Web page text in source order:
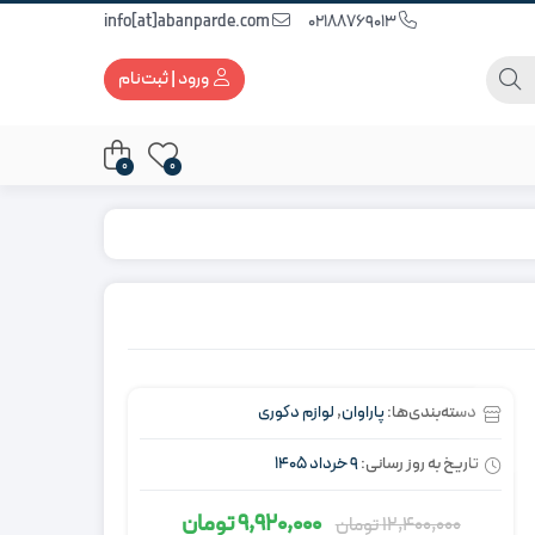
ورود | ثبت‌نام
0
0
دسته‌بندی‌ها:پاراوان,لوازم دکوری
تاریخ به روز رسانی:9 خرداد 1405
12,400,000تومان 9,920,000تومان